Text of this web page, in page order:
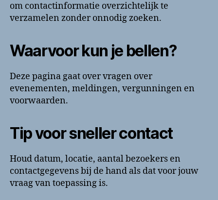
om contactinformatie overzichtelijk te
verzamelen zonder onnodig zoeken.
Waarvoor kun je bellen?
Deze pagina gaat over vragen over
evenementen, meldingen, vergunningen en
voorwaarden.
Tip voor sneller contact
Houd datum, locatie, aantal bezoekers en
contactgegevens bij de hand als dat voor jouw
vraag van toepassing is.